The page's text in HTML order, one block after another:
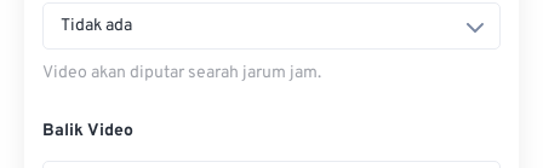
Tidak ada
Video akan diputar searah jarum jam.
Balik Video